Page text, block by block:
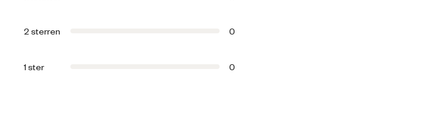
2 sterren 0
1 ster 0